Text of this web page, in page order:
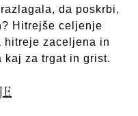
da poskrbi,
Hitrejše celjenje
hitreje zaceljena in
kaj za trgat in grist.